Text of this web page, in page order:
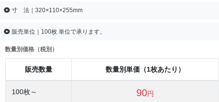
寸 法｜320×110×255mm
販売単位｜100枚 単位で承ります。
数量別価格（税別）
販売数量 数量別単価（1枚あたり）
100枚～ 90円